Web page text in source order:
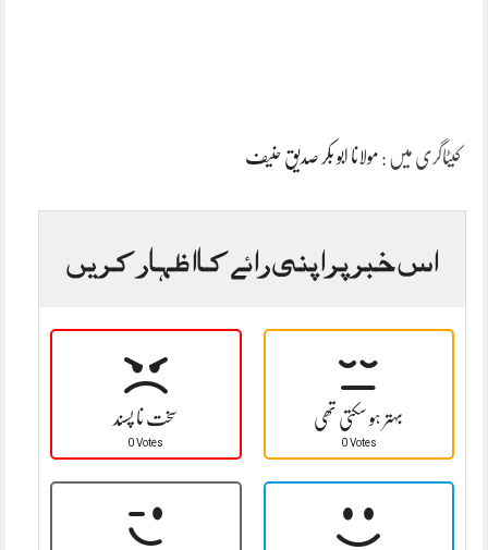
کیٹاگری میں : مولانا ابو بکر صدیق حنیف
اس خبر پر اپنی رائے کا اظہار کریں
سخت نا پسند
0 Votes
بہتر ہو سکتی تھی
0 Votes